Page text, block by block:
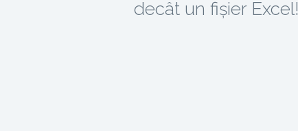
decât un fișier Excel!